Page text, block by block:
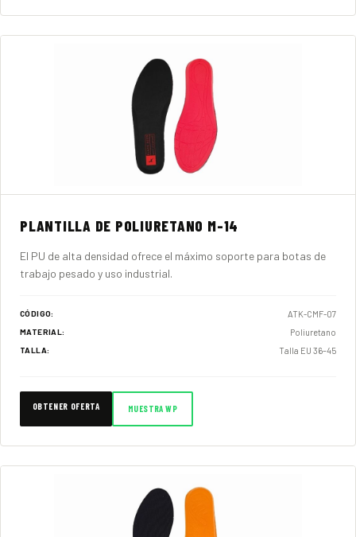
PLANTILLA DE POLIURETANO M-14
El PU de alta densidad ofrece el máximo soporte para botas de
trabajo pesado y uso industrial.
CÓDIGO: ATK-CMF-07
MATERIAL: Poliuretano
TALLA: Talla EU 36–45
OBTENER OFERTA MUESTRA WP